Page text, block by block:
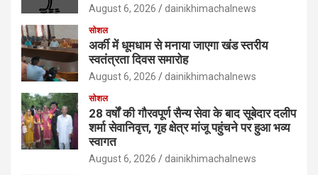
August 6, 2026 dainikhimachalnews
सोशल
अर्की में धूमधाम से मनाया जाएगा खंड स्तरीय
स्वतंत्रता दिवस समारोह
August 6, 2026 dainikhimachalnews
सोशल
28 वर्षों की गौरवपूर्ण सैन्य सेवा के बाद सूबेदार दलीप
शर्मा सेवानिवृत्त, गृह क्षेत्र मांजू पहुंचने पर हुआ भव्य
स्वागत
August 6, 2026 dainikhimachalnews